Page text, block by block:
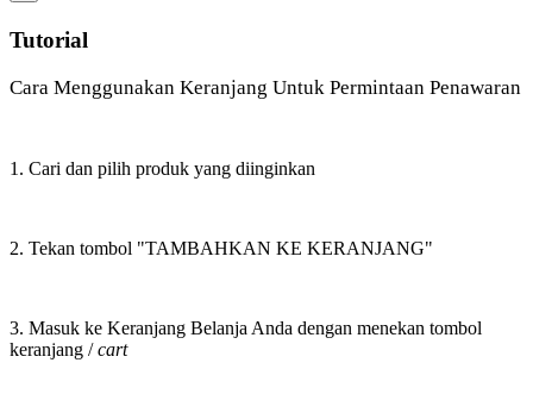
Tutorial
Cara Menggunakan Keranjang Untuk Permintaan Penawaran
1. Cari dan pilih produk yang diinginkan
2. Tekan tombol "TAMBAHKAN KE KERANJANG"
3. Masuk ke Keranjang Belanja Anda dengan menekan tombol
keranjang /cart